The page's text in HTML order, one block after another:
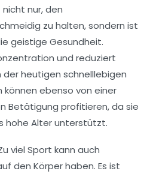
nur, den
zu halten, sondern ist
geistige Gesundheit.
und reduziert
der heutigen schnelllebigen
können ebenso von einer
Betätigung profitieren, da sie
hohe Alter unterstützt.
viel Sport kann auch
den Körper haben. Es ist